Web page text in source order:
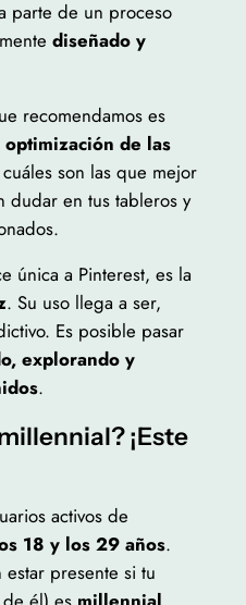
parte de un proceso
diseñado y
recomendamos es
de las
son las que mejor
dudar en tus tableros y
única a Pinterest, es la
. Su uso llega a ser,
Es posible pasar
explorando y
.
¡Este
activos de
18 y los 29 años.
presente si tu